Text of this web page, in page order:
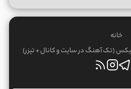
خانه
(تک آهنگ در سایت و کانال + تیزر)